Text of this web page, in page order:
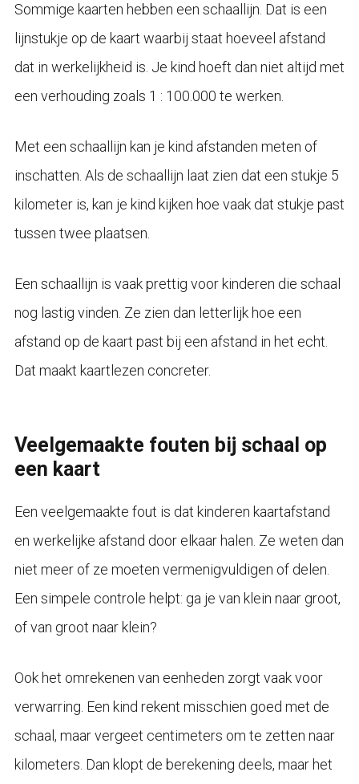
Sommige kaarten hebben een schaallijn. Dat is een
lijnstukje op de kaart waarbij staat hoeveel afstand
dat in werkelijkheid is. Je kind hoeft dan niet altijd met
een verhouding zoals 1 : 100.000 te werken.
Met een schaallijn kan je kind afstanden meten of
inschatten. Als de schaallijn laat zien dat een stukje 5
kilometer is, kan je kind kijken hoe vaak dat stukje past
tussen twee plaatsen.
Een schaallijn is vaak prettig voor kinderen die schaal
nog lastig vinden. Ze zien dan letterlijk hoe een
afstand op de kaart past bij een afstand in het echt.
Dat maakt kaartlezen concreter.
Veelgemaakte fouten bij schaal op
een kaart
Een veelgemaakte fout is dat kinderen kaartafstand
en werkelijke afstand door elkaar halen. Ze weten dan
niet meer of ze moeten vermenigvuldigen of delen.
Een simpele controle helpt: ga je van klein naar groot,
of van groot naar klein?
Ook het omrekenen van eenheden zorgt vaak voor
verwarring. Een kind rekent misschien goed met de
schaal, maar vergeet centimeters om te zetten naar
kilometers. Dan klopt de berekening deels, maar het